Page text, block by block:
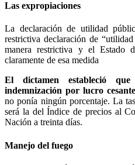
Las expropiaciones
La declaración de utilidad
restrictiva declaración de
manera restrictiva y el Estado
claramente de esa medida
El dictamen estableció
indemnización por lucro cesante
no ponía ningún porcentaje. La
será la del Índice de precios al
Nación a treinta días.
Manejo del fuego